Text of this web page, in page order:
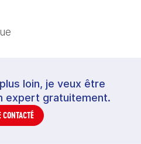
loin, je veux être
expert gratuitement.
CONTACTÉ